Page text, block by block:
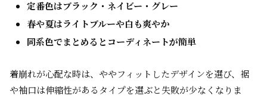
定番色はブラック・ネイビー・グレー
春や夏はライトブルーや白も爽やか
同系色でまとめるとコーディネートが簡単
着崩れが心配な時は、ややフィットしたデザインを選び、裾
や袖口は伸縮性があるタイプを選ぶと失敗が少なくなりま